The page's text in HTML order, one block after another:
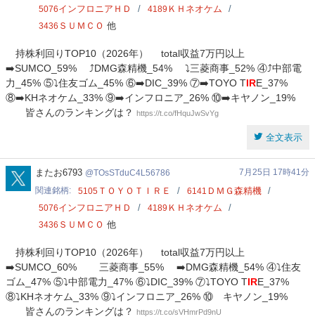
5076インフロニアＨＤ 4189 ＫＨネオケム
3436 ＳＵＭＣＯ 他
持株利回りTOP10（2026年） total収益7万円以上
➡️SUMCO_59% ⤴️DMG森精機_54% ⤵️三菱商事_52% ④⤴️中部電
力_45% ⑤⤵️住友ゴム_45% ⑥➡️DIC_39% ⑦➡️TOYO TIRE_37%
⑧➡️KHネオケム_33% ⑨➡️インフロニア_26% ⑩➡️キヤノン_19%
皆さんのランキングは？ https://t.co/fHquJwSvYg
全文表示
TOsSTduC4L56786
またお6793 TOsSTduC4L56786
7月25日 17時41分
関連銘柄
5105 ＴＯＹＯＴＩＲＥ 6141 ＤＭＧ森精機
5076インフロニアＨＤ 4189 ＫＨネオケム
3436 ＳＵＭＣＯ 他
持株利回りTOP10（2026年） total収益7万円以上
➡️SUMCO_60% 三菱商事_55% ➡️DMG森精機_54% ④⤵️住友
ゴム_47% ⑤⤵️中部電力_47% ⑥⤵️DIC_39% ⑦⤵️TOYO TIRE_37%
⑧⤵️KHネオケム_33% ⑨⤵️インフロニア_26% ⑩ キヤノン_19%
皆さんのランキングは？ https://t.co/sVHmrPd9nU